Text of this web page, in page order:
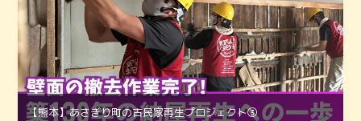
【熊本】あさぎり町の古民家再生プロジェクト➂